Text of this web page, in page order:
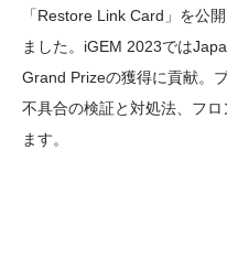
「Restore Link Card」を公
ました。iGEM 2023では
Grand Prizeの獲得に貢献。
不具合の検証と対処法、フ
ます。